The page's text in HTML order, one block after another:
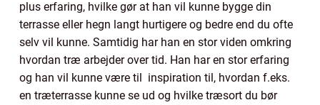
plus erfaring, hvilke gør at han vil kunne bygge din
terrasse eller hegn langt hurtigere og bedre end du ofte
selv vil kunne. Samtidig har han en stor viden omkring
hvordan træ arbejder over tid. Han har en stor erfaring
og han vil kunne være til inspiration til, hvordan f.eks.
en træterrasse kunne se ud og hvilke træsort du bør